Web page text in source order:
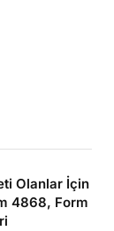
Olanlar İçin
4868, Form